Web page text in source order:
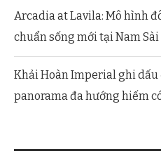
Arcadia at Lavila: Mô hình
chuẩn sống mới tại Nam Sài
Khải Hoàn Imperial ghi
panorama đa hướng hiếm